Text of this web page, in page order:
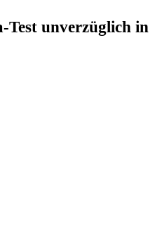
Test unver­züg­lich in